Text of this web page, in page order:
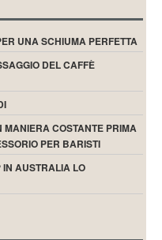
UNA SCHIUMA PERFETTA
DEL CAFFÈ
MANIERA COSTANTE PRIMA
PER BARISTI
IN AUSTRALIA LO